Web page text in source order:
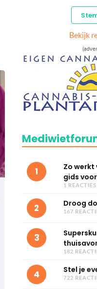
Bekijk
1
Zo werkt
gids
1 REACTIES
2 Droog
167
3
182
4 Stel je
722